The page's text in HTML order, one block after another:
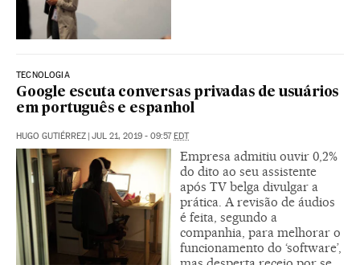
TECNOLOGIA
Google escuta conversas privadas de usuários
em português e espanhol
HUGO GUTIÉRREZ | JUL 21, 2019 - 09:57EDT
Empresa admitiu ouvir 0,2%
do dito ao seu assistente
após TV belga divulgar a
prática. A revisão de áudios
é feita, segundo a
companhia, para melhorar o
funcionamento do ‘software’,